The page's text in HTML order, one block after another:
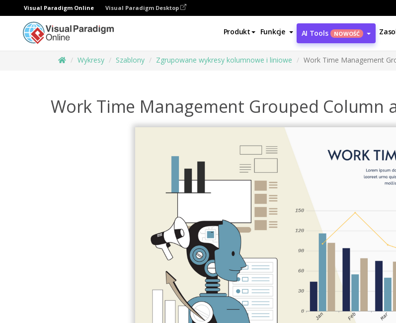
Visual Paradigm Online Visual Paradigm Desktop
Produkt Funkcje AI Tools NOWOŚĆ
Wykresy Szablony Zgrupowane wykresy kolumnowe i liniowe Work Time Management
Work Time Management Grouped Column